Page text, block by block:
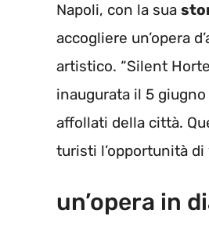
Napoli, con la sua
accogliere un’opera
artistico. “Silent
inaugurata il 5
affollati della città.
turisti l’opportunità
un’opera in